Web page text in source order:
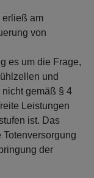
erließ am
von
es um die Frage,
und
nicht gemäß § 4
Leistungen
ist. Das
der